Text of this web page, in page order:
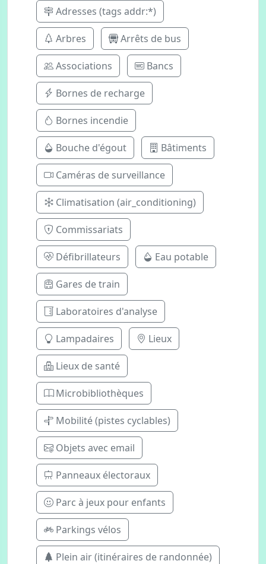
Adresses (tags addr:*)
Arbres Arrêts de bus
Associations Bancs
Bornes de recharge
Bornes incendie
Bouche d'égout Bâtiments
Caméras de surveillance
Climatisation (air_conditioning)
Commissariats
Défibrillateurs Eau potable
Gares de train
Laboratoires d'analyse
Lampadaires Lieux
Lieux de santé
Microbibliothèques
Mobilité (pistes cyclables)
Objets avec email
Panneaux électoraux
Parc à jeux pour enfants
Parkings vélos
Plein air (itinéraires de randonnée)